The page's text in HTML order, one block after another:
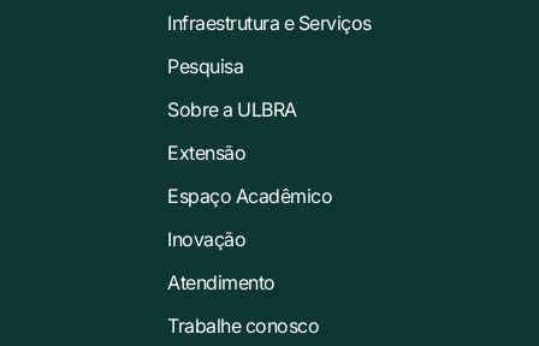
Infraestrutura e Serviços
Pesquisa
Sobre a ULBRA
Extensão
Espaço Acadêmico
Inovação
Atendimento
Trabalhe conosco